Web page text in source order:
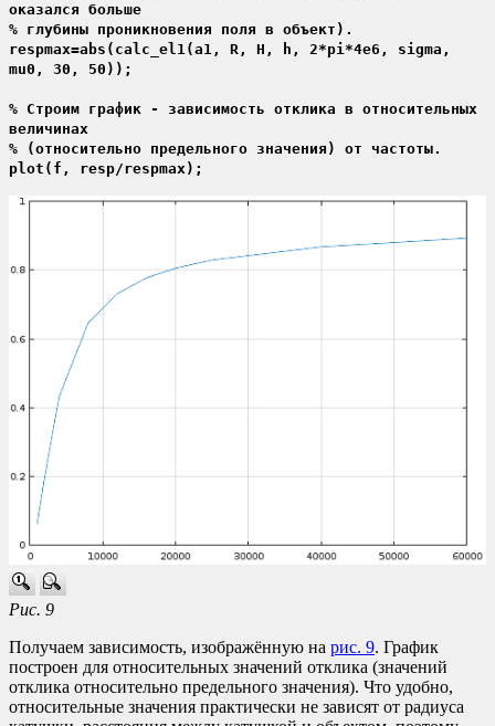
оказался больше
% глубины проникновения поля в объект).
respmax=abs(calc_el1(a1, R, H, h, 2*pi*4e6, sigma,
mu0, 30, 50));
% Строим график - зависимость отклика в относительных
величинах
% (относительно предельного значения) от частоты.
plot(f, resp/respmax);
Рис. 9
Получаем зависимость, изображённую на рис. 9. График
построен для относительных значений отклика (значений
отклика относительно предельного значения). Что удобно,
относительные значения практически не зависят от радиуса